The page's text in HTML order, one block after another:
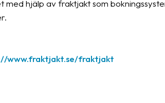
med hjälp av fraktjakt som
www.fraktjakt.se/fraktjakt